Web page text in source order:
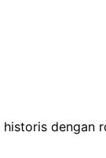
dengan